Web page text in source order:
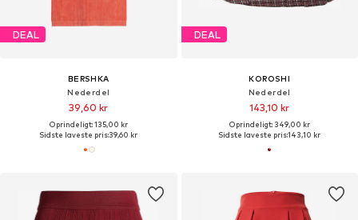
DEAL
BERSHKA
Nederdel
39,60 kr
Oprindeligt: 135,00 kr
Sidste laveste pris:39,60 kr
DEAL
KOROSHI
Nederdel
143,10 kr
Oprindeligt: 349,00 kr
Sidste laveste pris:143,10 kr